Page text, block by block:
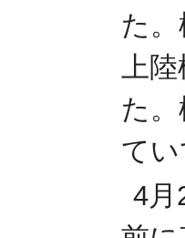
た
上
た
て
4月